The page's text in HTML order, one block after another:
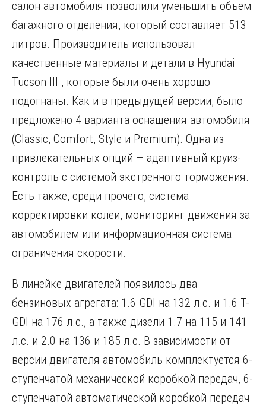
салон автомобиля позволили уменьшить объем
багажного отделения, который составляет 513
литров. Производитель использовал
качественные материалы и детали в Hyundai
Tucson III , которые были очень хорошо
подогнаны. Как и в предыдущей версии, было
предложено 4 варианта оснащения автомобиля
(Classic, Comfort, Style и Premium). Одна из
привлекательных опций — адаптивный круиз-
контроль с системой экстренного торможения.
Есть также, среди прочего, система
корректировки колеи, мониторинг движения за
автомобилем или информационная система
ограничения скорости.
В линейке двигателей появилось два
бензиновых агрегата: 1.6 GDI на 132 л.с. и 1.6 T-
GDI на 176 л.с., а также дизели 1.7 на 115 и 141
л.с. и 2.0 на 136 и 185 л.с. В зависимости от
версии двигателя автомобиль комплектуется 6-
ступенчатой механической коробкой передач, 6-
ступенчатой автоматической коробкой передач